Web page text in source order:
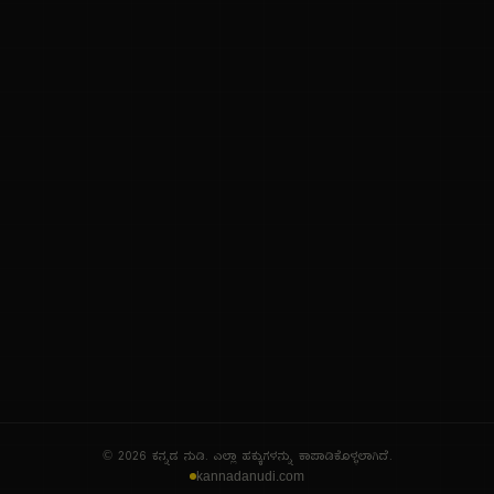
© 2026 ಕನ್ನಡ ನುಡಿ. ಎಲ್ಲಾ ಹಕ್ಕುಗಳನ್ನು ಕಾಪಾಡಿಕೊಳ್ಳಲಾಗಿದೆ.
kannadanudi.com